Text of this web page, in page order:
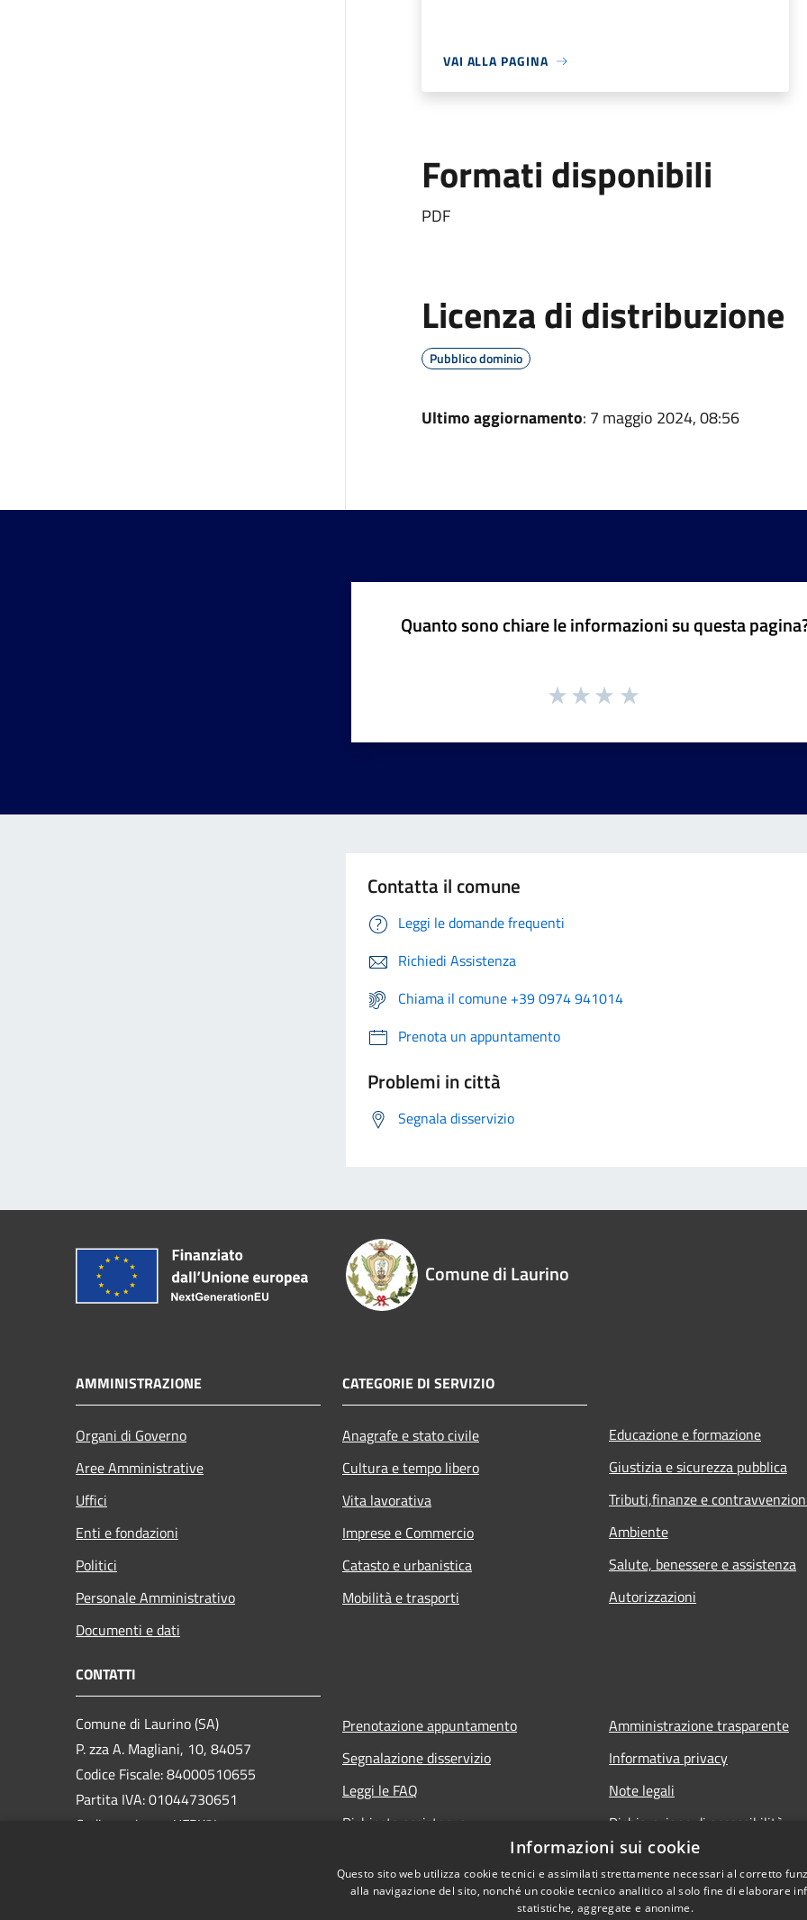
VAI ALLA PAGINA
Formati disponibili
PDF
Licenza di distribuzione
Pubblico dominio
Ultimo aggiornamento: 7 maggio 2024, 08:56
Quanto sono chiare le informazioni su questa
Contatta il comune
Leggi le domande frequenti
Richiedi Assistenza
Chiama il comune +39 0974 941014
Prenota un appuntamento
Problemi in città
Segnala disservizio
Comune di Laurino
AMMINISTRAZIONE
Organi di Governo
Aree Amministrative
Uffici
Enti e fondazioni
Politici
Personale Amministrativo
Documenti e dati
CATEGORIE DI SERVIZIO
Anagrafe e stato civile
Cultura e tempo libero
Vita lavorativa
Imprese e Commercio
Catasto e urbanistica
Mobilità e trasporti
Educazione e formazione
Giustizia e sicurezza pubblica
Tributi,finanze e
Ambiente
Salute, benessere e assistenza
Autorizzazioni
CONTATTI
Comune di Laurino (SA)
P. zza A. Magliani, 10, 84057
Codice Fiscale: 84000510655
Partita IVA: 01044730651
Codice univoco: UFPK3I
Prenotazione appuntamento
Segnalazione disservizio
Leggi le FAQ
Richiesta assistenza
Amministrazione trasparente
Informativa privacy
Note legali
Dichiarazione di accessibilità
Informazioni sui cookie
Questo sito web utilizza cookie tecnici e assimilati strettamente necessari al corretto
alla navigazione del sito, nonché un cookie tecnico analitico al solo fine di elaborare
statistiche, aggregate e anonime.